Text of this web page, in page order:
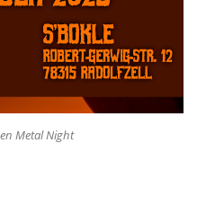
Metal Night